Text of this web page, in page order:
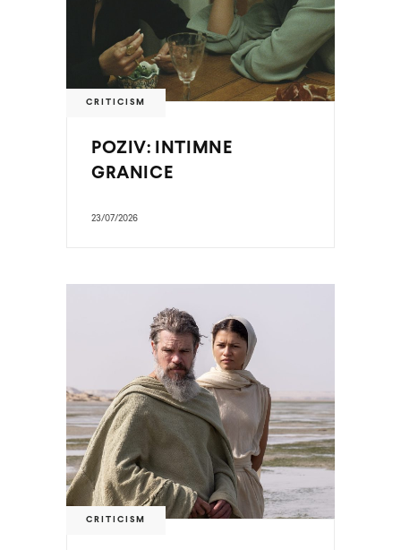
CRITICISM
POZIV: INTIMNE
GRANICE
23/07/2026
CRITICISM